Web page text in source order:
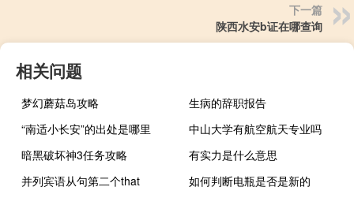
下一篇
陕西水安b证在哪查询
相关问题
梦幻蘑菇岛攻略
生病的辞职报告
“南适小长安”的出处是哪里
中山大学有航空航天专业吗
暗黑破坏神3任务攻略
有实力是什么意思
并列宾语从句第二个that
如何判断电瓶是否是新的